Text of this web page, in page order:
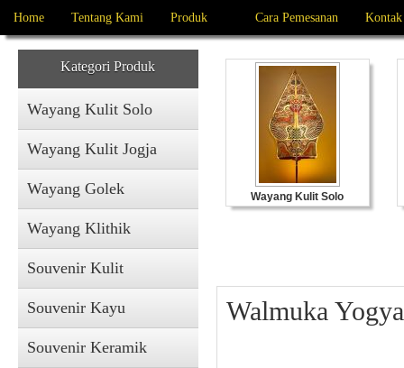
Home Tentang Kami Produk Cara Pemesanan
Kategori Produk
Wayang Kulit Solo
Wayang Kulit Jogja
Wayang Golek
Wayang Klithik
Souvenir Kulit
Souvenir Kayu
Souvenir Keramik
Wayang Kulit Solo
Walmuka Yogya